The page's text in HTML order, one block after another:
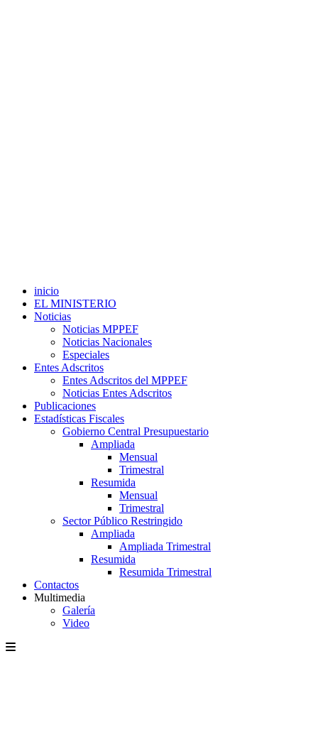
inicio
EL MINISTERIO
Noticias
Noticias MPPEF
Noticias Nacionales
Especiales
Entes Adscritos
Entes Adscritos del MPPEF
Noticias Entes Adscritos
Publicaciones
Estadísticas Fiscales
Gobierno Central Presupuestario
Ampliada
Mensual
Trimestral
Resumida
Mensual
Trimestral
Sector Público Restringido
Ampliada
Ampliada Trimestral
Resumida
Resumida Trimestral
Contactos
Multimedia
Galería
Video